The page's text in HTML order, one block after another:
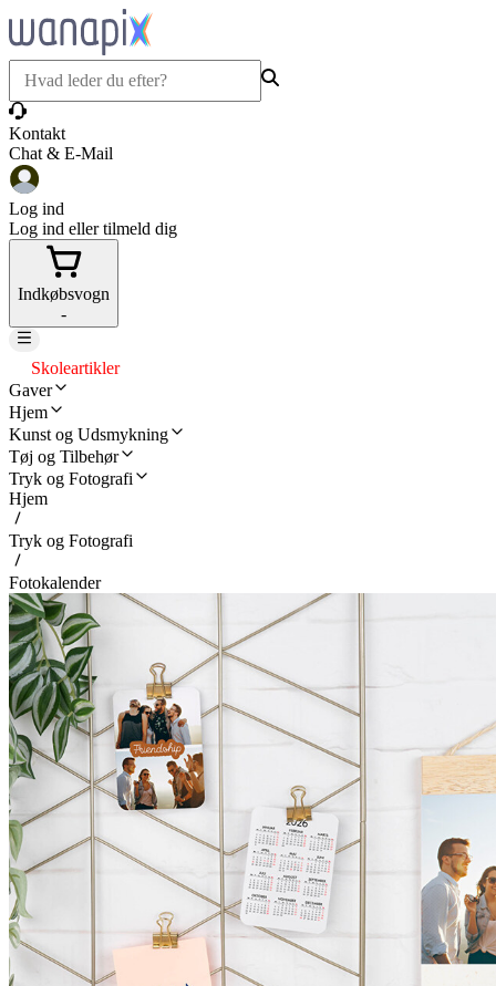
Kontakt
Chat & E-Mail
Log ind
Log ind eller tilmeld dig
Indkøbsvogn
-
Skoleartikler
Gaver
Hjem
Kunst og Udsmykning
Tøj og Tilbehør
Tryk og Fotografi
Hjem
Tryk og Fotografi
Fotokalender